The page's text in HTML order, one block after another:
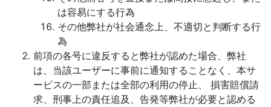
は容易にする行為
その他弊社が社会通念上、不適切と判断する行
為
前項の各号に違反すると弊社が認めた場合、弊社
は、当該ユーザーに事前に通知することなく、本サ
ービスの一部または全部の利用の停止、 損害賠償請
求、刑事上の責任追及、告発等弊社が必要と認める